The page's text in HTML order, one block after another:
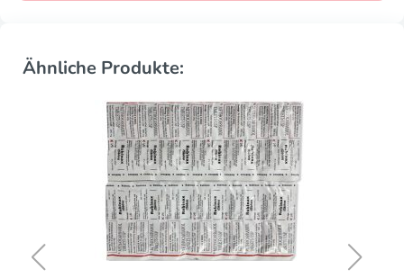
Ähnliche Produkte: